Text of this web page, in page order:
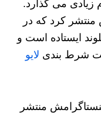
زیادی می گذارد.
کرد که در
ایستاده است و
شرط بندی لایو
منتشر